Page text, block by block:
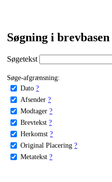
Søgning i brevbasen
Søgetekst
Søge-afgrænsning:
Dato ?
Afsender ?
Modtager ?
Brevtekst ?
Herkomst ?
Original Placering ?
Metatekst ?